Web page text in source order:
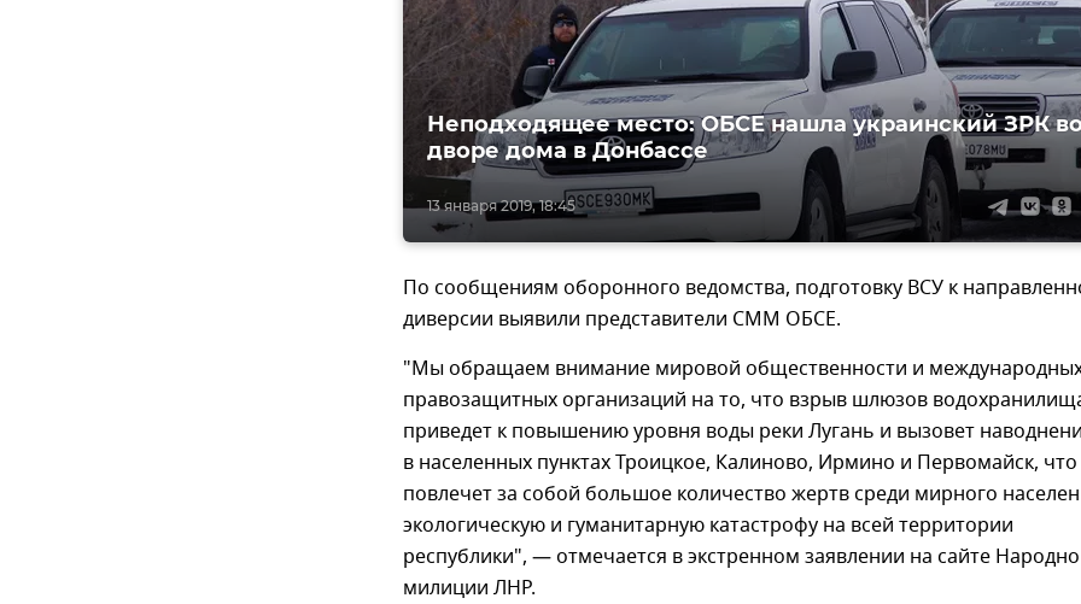
13 января 2019, 18:45
Неподходящее место: ОБСЕ нашла украинский ЗРК
дворе дома в Донбассе
По сообщениям оборонного ведомства, подготовку ВСУ к
диверсии выявили представители СММ ОБСЕ.
"Мы обращаем внимание мировой общественности и
правозащитных организаций на то, что взрыв шлюзов
приведет к повышению уровня воды реки Лугань и вызовет
в населенных пунктах Троицкое, Калиново, Ирмино и Первомайск, что
повлечет за собой большое количество жертв среди мирного
экологическую и гуманитарную катастрофу на всей территории
республики", — отмечается в экстренном заявлении на сайте
милиции ЛНР.